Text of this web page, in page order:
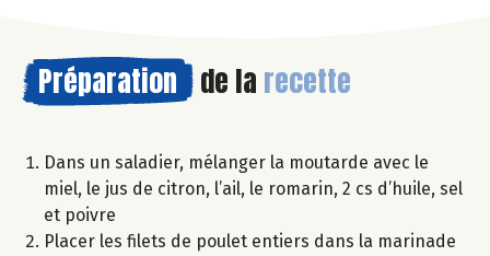
Préparation de la recette
Dans un saladier, mélanger la moutarde avec le
miel, le jus de citron, l’ail, le romarin, 2 cs d’huile, sel
et poivre
Placer les filets de poulet entiers dans la marinade